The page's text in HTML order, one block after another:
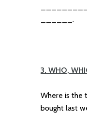
______.
3. WHO,
Where is
bought last